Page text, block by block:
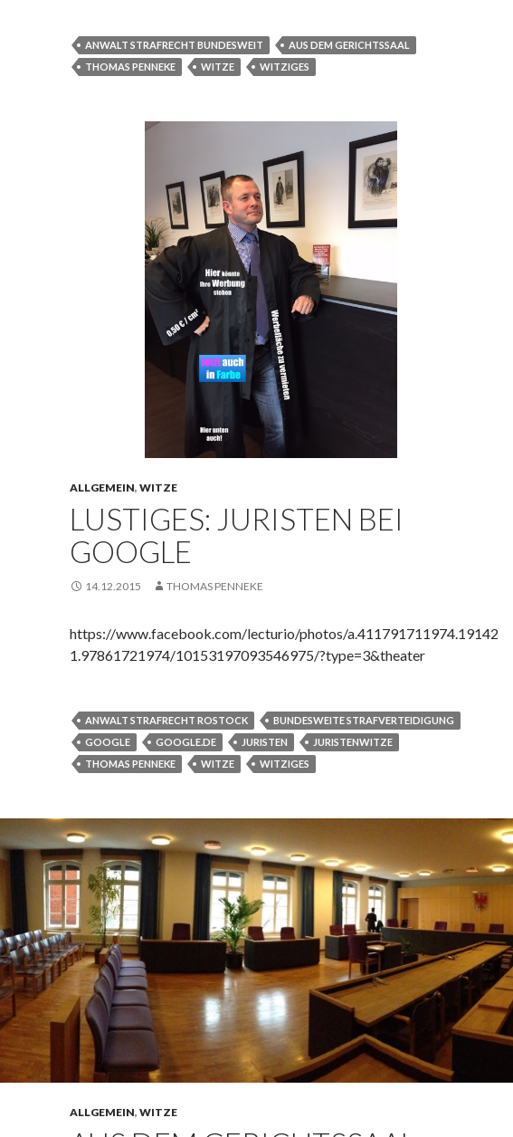
ANWALT STRAFRECHT BUNDESWEIT
AUS DEM GERICHTSSAAL
THOMAS PENNEKE
WITZE WITZIGES
ALLGEMEIN, WITZE
LUSTIGES: JURISTEN BEI
GOOGLE
14.12.2015 THOMAS PENNEKE
https://www.facebook.com/lecturio/photos/a.411791711974.19142
1.97861721974/10153197093546975/?type=3&theater
ANWALT STRAFRECHT ROSTOCK
BUNDESWEITE STRAFVERTEIDIGUNG
GOOGLE
GOOGLE.DE JURISTEN
JURISTENWITZE
THOMAS PENNEKE
WITZE WITZIGES
ALLGEMEIN, WITZE